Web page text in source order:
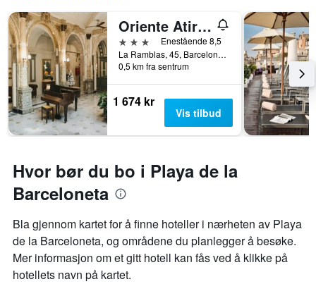
Oriente Atiram
3 stjernerEnestående 8,5
La Ramblas, 45, Barcelona, Spania
0,5 km fra sentrum
1 674 kr
Vis tilbud
Hvor bør du bo i Playa de la
Barceloneta
Bla gjennom kartet for å finne hoteller i nærheten av Playa
de la Barceloneta, og områdene du planlegger å besøke.
Mer informasjon om et gitt hotell kan fås ved å klikke på
hotellets navn på kartet.